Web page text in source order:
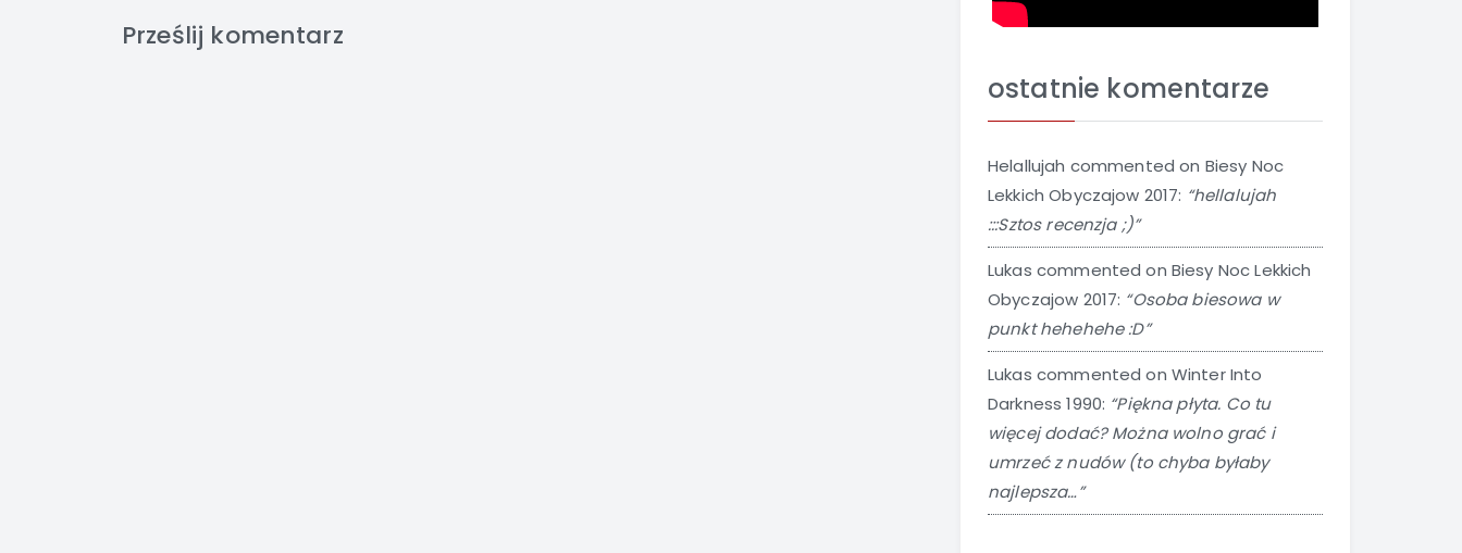
Prześlij komentarz
ostatnie komentarze
Helallujah commented on Biesy Noc
Lekkich Obyczajow 2017: “hellalujah
:::Sztos recenzja ;)”
Lukas commented on Biesy Noc Lekkich
Obyczajow 2017: “Osoba biesowa w
punkt hehehehe :D”
Lukas commented on Winter Into
Darkness 1990: “Piękna płyta. Co tu
więcej dodać? Można wolno grać i
umrzeć z nudów (to chyba byłaby
najlepsza…”